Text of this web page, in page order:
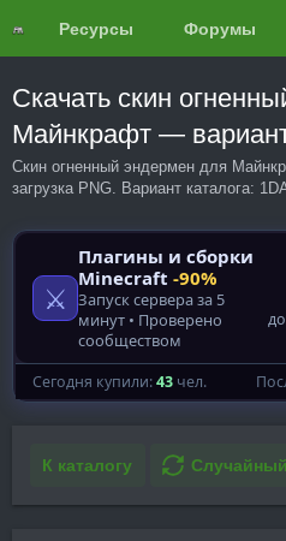
Ресурсы Форумы
Скачать скин
Майнкрафт —
Скин огненный эндермен для
загрузка PNG. Вариант каталога:
К каталогу